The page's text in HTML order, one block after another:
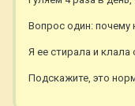
Вопрос один: почему
Я ее стирала и клала
Подскажите, это